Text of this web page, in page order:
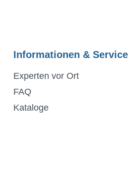
Informationen & Service
Experten vor Ort
FAQ
Kataloge